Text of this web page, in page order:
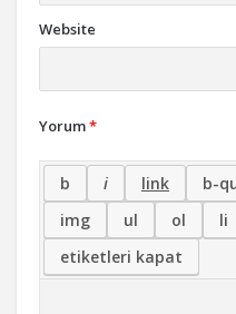
Website
Yorum*